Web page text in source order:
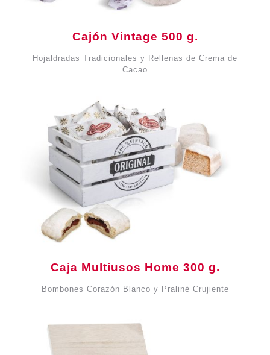
Cajón Vintage 500 g.
Hojaldradas Tradicionales y Rellenas de Crema de
Cacao
Caja Multiusos Home 300 g.
Bombones Corazón Blanco y Praliné Crujiente